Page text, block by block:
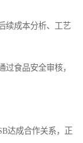
续成本分析、工艺
食品安全审核，
达成合作关系，正